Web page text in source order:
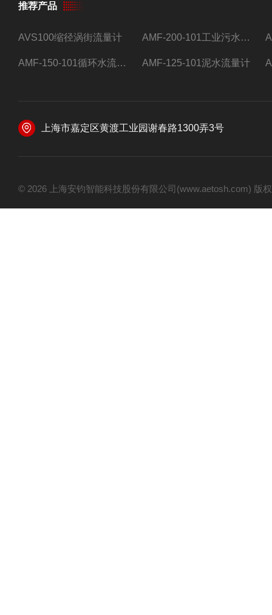
推荐产品
AVS100缩径涡街流量计 AMF-200-101工业污水流量计
AMF-150-101循环水流量计,电磁流量计 AMF-125-101泥水流量计
上海市嘉定区黄渡工业园谢春路1300弄3号
© 2026 上海安钧智能科技股份有限公司(www.aetosh.com)